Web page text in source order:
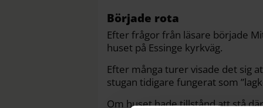
Började rota
Efter frågor från läsare började
huset på Essinge kyrkväg.
Efter många turer visade det sig
stugan tidigare fungerat som
Om huset hade tillstånd att stå